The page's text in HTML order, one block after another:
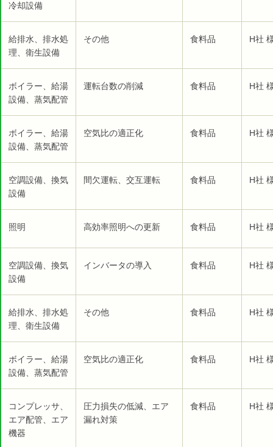
冷却設備
給排水、排水処
理、衛生設備
その他 食料品 H社
ボイラー、給湯
設備、蒸気配管
運転台数の削減 食料品 H社
ボイラー、給湯
設備、蒸気配管
空気比の適正化 食料品 H社
空調設備、換気
設備
間欠運転、交互運転 食料品 H社
照明 高効率照明への更新 食料品 H社
空調設備、換気
設備
インバータの導入 食料品 H社
給排水、排水処
理、衛生設備
その他 食料品 H社
ボイラー、給湯
設備、蒸気配管
空気比の適正化 食料品 H社
コンプレッサ、
エア配管、エア
機器
圧力損失の低減、エア
漏れ対策
食料品 H社